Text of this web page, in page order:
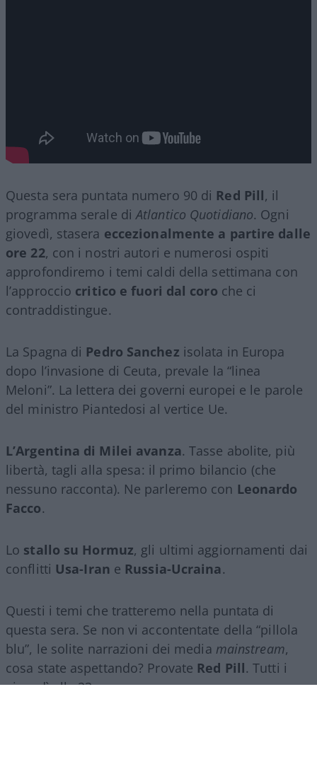
Questa sera puntata numero 90 di Red Pill, il
programma serale diAtlantico Quotidiano. Ogni
giovedì, stasera eccezionalmente a partire dalle
ore 22, con i nostri autori e numerosi ospiti
approfondiremo i temi caldi della settimana con
l’approccio critico e fuori dal coro che ci
contraddistingue.
La Spagna di Pedro Sanchez isolata in Europa
dopo l’invasione di Ceuta, prevale la “linea
Meloni”. La lettera dei governi europei e le parole
del ministro Piantedosi al vertice Ue.
L’Argentina di Milei avanza. Tasse abolite, più
libertà, tagli alla spesa: il primo bilancio (che
nessuno racconta). Ne parleremo con Leonardo
Facco.
Lo stallo su Hormuz, gli ultimi aggiornamenti dai
conflitti Usa-Iran e Russia-Ucraina.
Questi i temi che tratteremo nella puntata di
questa sera. Se non vi accontentate della “pillola
blu”, le solite narrazioni dei media mainstream,
cosa state aspettando? Provate Red Pill. Tutti i
giovedì alle 23